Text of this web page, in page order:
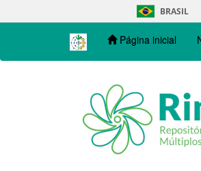
navigation
BRASIL
Página inicial